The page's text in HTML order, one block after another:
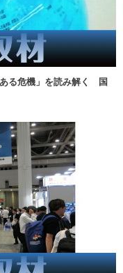
ある危機」を読み解く 国